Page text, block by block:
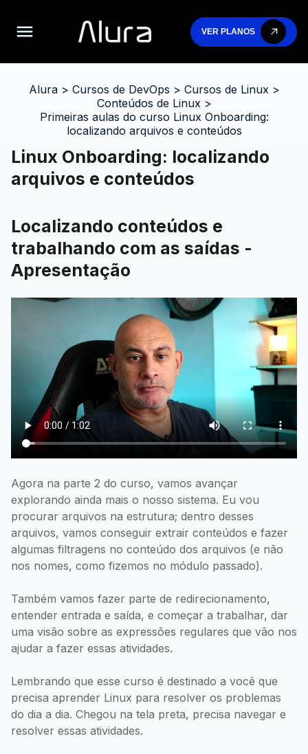
VER PLANOS
Alura> Cursos de DevOps > Cursos de Linux>
Conteúdos de Linux>
Primeiras aulas do curso Linux Onboarding:
localizando arquivos e conteúdos
Linux Onboarding: localizando
arquivos e conteúdos
Localizando conteúdos e
trabalhando com as saídas -
Apresentação
Agora na parte 2 do curso, vamos avançar
explorando ainda mais o nosso sistema. Eu vou
procurar arquivos na estrutura; dentro desses
arquivos, vamos conseguir extrair conteúdos e fazer
algumas filtragens no conteúdo dos arquivos (e não
nos nomes, como fizemos no módulo passado).
Também vamos fazer parte de redirecionamento,
entender entrada e saída, e começar a trabalhar, dar
uma visão sobre as expressões regulares que vão nos
ajudar a fazer essas atividades.
Lembrando que esse curso é destinado a você que
precisa aprender Linux para resolver os problemas
do dia a dia. Chegou na tela preta, precisa navegar e
resolver essas atividades.